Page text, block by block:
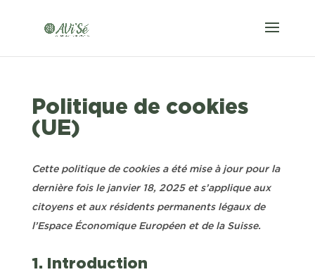
Politique de cookies
(UE)
Cette politique de cookies a été mise à jour pour la
dernière fois le janvier 18, 2025 et s’applique aux
citoyens et aux résidents permanents légaux de
l’Espace Économique Européen et de la Suisse.
1. Introduction